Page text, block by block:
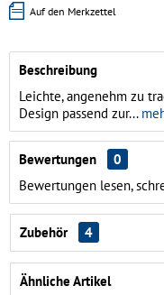
Auf den Merkzettel
Beschreibung
Leichte, angenehm zu
Design passend zur...
Bewertungen
0
Bewertungen lesen,
Zubehör 4
Ähnliche Artikel